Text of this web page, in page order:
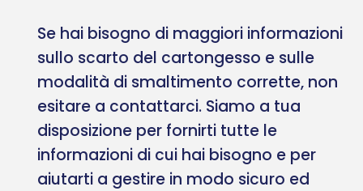
Se hai bisogno di maggiori informazioni
sullo scarto del cartongesso e sulle
modalità di smaltimento corrette, non
esitare a contattarci. Siamo a tua
disposizione per fornirti tutte le
informazioni di cui hai bisogno e per
aiutarti a gestire in modo sicuro ed